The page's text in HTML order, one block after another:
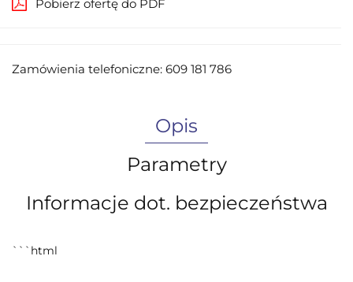
Pobierz ofertę do PDF
Zamówienia telefoniczne: 609 181 786
Opis
Parametry
Informacje dot. bezpieczeństwa
```html